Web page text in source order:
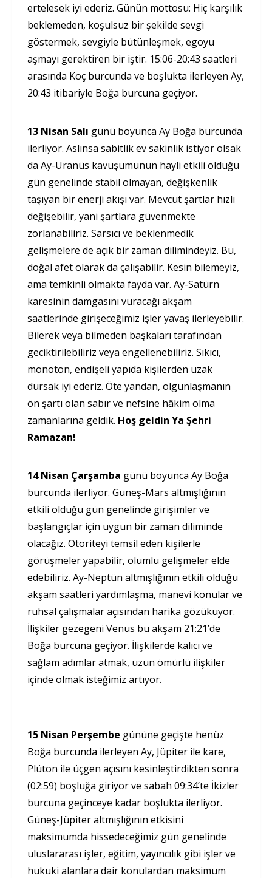
ertelesek iyi ederiz. Günün mottosu: Hiç karşılık
beklemeden, koşulsuz bir şekilde sevgi
göstermek, sevgiyle bütünleşmek, egoyu
aşmayı gerektiren bir iştir. 15:06-20:43 saatleri
arasında Koç burcunda ve boşlukta ilerleyen Ay,
20:43 itibariyle Boğa burcuna geçiyor.
13 Nisan Salı günü boyunca Ay Boğa burcunda
ilerliyor. Aslınsa sabitlik ev sakinlik istiyor olsak
da Ay-Uranüs kavuşumunun hayli etkili olduğu
gün genelinde stabil olmayan, değişkenlik
taşıyan bir enerji akışı var. Mevcut şartlar hızlı
değişebilir, yani şartlara güvenmekte
zorlanabiliriz. Sarsıcı ve beklenmedik
gelişmelere de açık bir zaman dilimindeyiz. Bu,
doğal afet olarak da çalışabilir. Kesin bilemeyiz,
ama temkinli olmakta fayda var. Ay-Satürn
karesinin damgasını vuracağı akşam
saatlerinde girişeceğimiz işler yavaş ilerleyebilir.
Bilerek veya bilmeden başkaları tarafından
geciktirilebiliriz veya engellenebiliriz. Sıkıcı,
monoton, endişeli yapıda kişilerden uzak
dursak iyi ederiz. Öte yandan, olgunlaşmanın
ön şartı olan sabır ve nefsine hâkim olma
zamanlarına geldik. Hoş geldin Ya Şehri
Ramazan!
14 Nisan Çarşamba günü boyunca Ay Boğa
burcunda ilerliyor. Güneş-Mars altmışlığının
etkili olduğu gün genelinde girişimler ve
başlangıçlar için uygun bir zaman diliminde
olacağız. Otoriteyi temsil eden kişilerle
görüşmeler yapabilir, olumlu gelişmeler elde
edebiliriz. Ay-Neptün altmışlığının etkili olduğu
akşam saatleri yardımlaşma, manevi konular ve
ruhsal çalışmalar açısından harika gözüküyor.
İlişkiler gezegeni Venüs bu akşam 21:21’de
Boğa burcuna geçiyor. İlişkilerde kalıcı ve
sağlam adımlar atmak, uzun ömürlü ilişkiler
içinde olmak isteğimiz artıyor.
15 Nisan Perşembe gününe geçişte henüz
Boğa burcunda ilerleyen Ay, Jüpiter ile kare,
Plüton ile üçgen açısını kesinleştirdikten sonra
(02:59) boşluğa giriyor ve sabah 09:34’te İkizler
burcuna geçinceye kadar boşlukta ilerliyor.
Güneş-Jüpiter altmışlığının etkisini
maksimumda hissedeceğimiz gün genelinde
uluslararası işler, eğitim, yayıncılık gibi işler ve
hukuki alanlara dair konulardan maksimum